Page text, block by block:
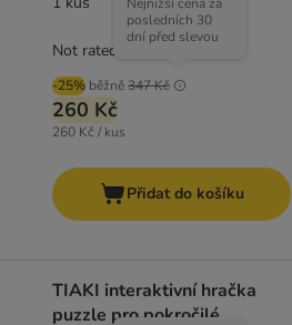
-25% běžně347 Kč
posledních 30
dní před slevou
260 Kč
260 Kč / kus
Not rated
Přidat do košíku
TIAKI interaktivní hračka
puzzle pro pokročilé